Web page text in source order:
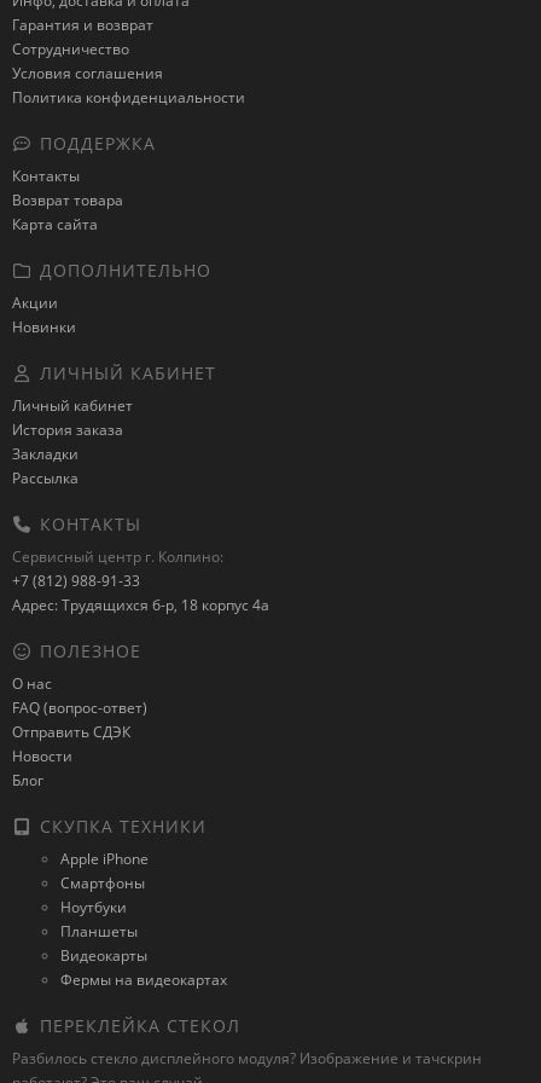
Гарантия и возврат
Сотрудничество
Условия соглашения
Политика конфиденциальности
ПОДДЕРЖКА
Контакты
Возврат товара
Карта сайта
ДОПОЛНИТЕЛЬНО
Акции
Новинки
ЛИЧНЫЙ КАБИНЕТ
Личный кабинет
История заказа
Закладки
Рассылка
КОНТАКТЫ
Сервисный центр г. Колпино:
+7 (812) 988-91-33
Адрес: Трудящихся б-р, 18 корпус 4а
ПОЛЕЗНОЕ
О нас
FAQ (вопрос-ответ)
Отправить СДЭК
Новости
Блог
СКУПКА ТЕХНИКИ
Apple iPhone
Смартфоны
Ноутбуки
Планшеты
Видеокарты
Фермы на видеокартах
ПЕРЕКЛЕЙКА СТЕКОЛ
Разбилось стекло дисплейного модуля? Изображение и тачскрин